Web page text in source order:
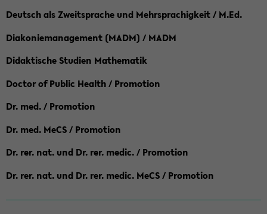
Deutsch als Zweitsprache und Mehrsprachigkeit / M.Ed.
Diakoniemanagement (MADM) / MADM
Didaktische Studien Mathematik
Doctor of Public Health / Promotion
Dr. med. / Promotion
Dr. med. MeCS / Promotion
Dr. rer. nat. und Dr. rer. medic. / Promotion
Dr. rer. nat. und Dr. rer. medic. MeCS / Promotion